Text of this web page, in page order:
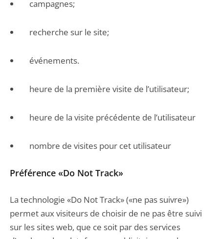
campagnes;
recherche sur le site;
événements.
heure de la première visite de l’utilisateur;
heure de la visite précédente de l’utilisateur
nombre de visites pour cet utilisateur
Préférence «Do Not Track»
La technologie «Do Not Track» («ne pas suivre»)
permet aux visiteurs de choisir de ne pas être suivi
sur les sites web, que ce soit par des services